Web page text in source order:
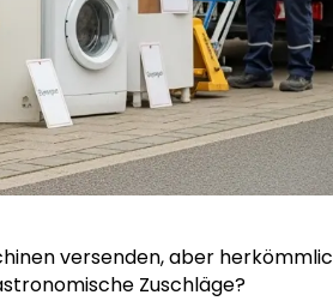
versenden, aber
Zuschläge?